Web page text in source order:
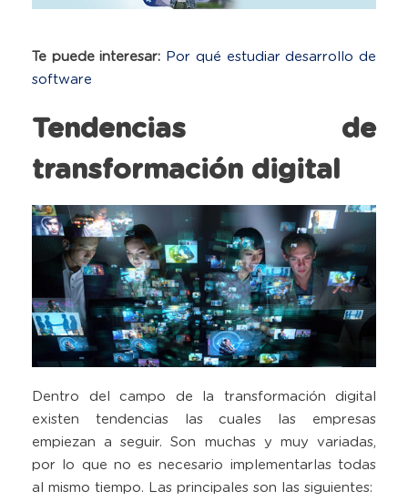
Te puede interesar: Por qué estudiar desarrollo de
software
Tendencias de
transformación digital
Dentro del campo de la transformación digital
existen tendencias las cuales las empresas
empiezan a seguir. Son muchas y muy variadas,
por lo que no es necesario implementarlas todas
al mismo tiempo. Las principales son las siguientes: